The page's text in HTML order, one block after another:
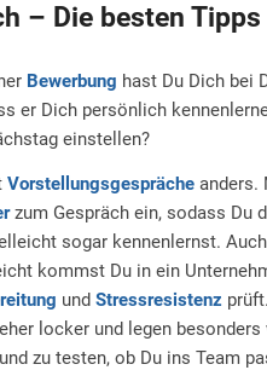
– Die besten
Bewerbung hast Du Dich bei
er Dich persönlich
einstellen?
Vorstellungsgespräche anders.
zum Gespräch ein, sodass Du
sogar kennenlernst. Auch
kommst Du in ein
und Stressresistenz
locker und legen besonders
zu testen, ob Du ins Team